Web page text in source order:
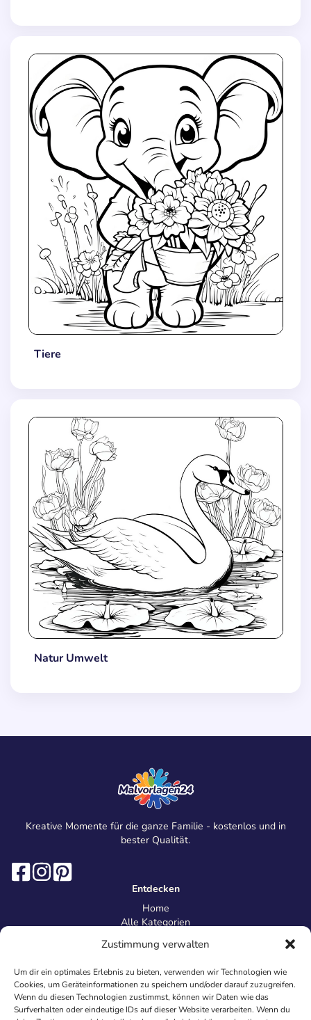
Zustimmung verwalten
Um dir ein optimales Erlebnis zu bieten, verwenden wir Technologien wie
Cookies, um Geräteinformationen zu speichern und/oder darauf zuzugreifen.
Wenn du diesen Technologien zustimmst, können wir Daten wie das
Surfverhalten oder eindeutige IDs auf dieser Website verarbeiten. Wenn du
Tiere
Natur Umwelt
Kreative Momente für die ganze Familie - kostenlos und in
bester Qualität.
Entdecken
Home
Alle Kategorien
Information
Über uns
Kontakt
Inhaltsrichtlinien
Recht & Datenschutz